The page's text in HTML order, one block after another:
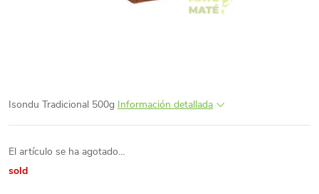
Isondu Tradicional 500g Información detallada
El artículo se ha agotado…
sold